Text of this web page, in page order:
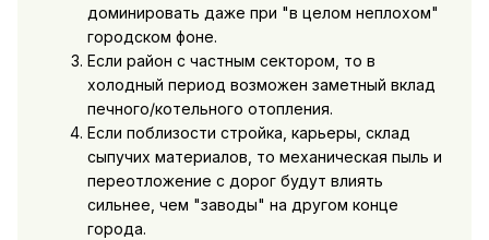
доминировать даже при "в целом неплохом"
городском фоне.
Если район с частным сектором, то в
холодный период возможен заметный вклад
печного/котельного отопления.
Если поблизости стройка, карьеры, склад
сыпучих материалов, то механическая пыль и
переотложение с дорог будут влиять
сильнее, чем "заводы" на другом конце
города.